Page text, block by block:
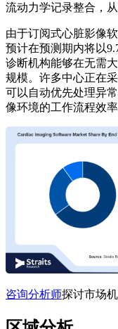
流动力学记录整合，
由于订阅式心脏影像
预计在预测期内将以
诊断机构能够在无需
规模。许多中心正在
可以自动优先处理异
像环境的工作流程效率
咨询分析师探讨市场机